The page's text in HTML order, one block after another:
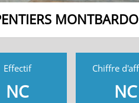
Effectif
NC
Chiffre
NC